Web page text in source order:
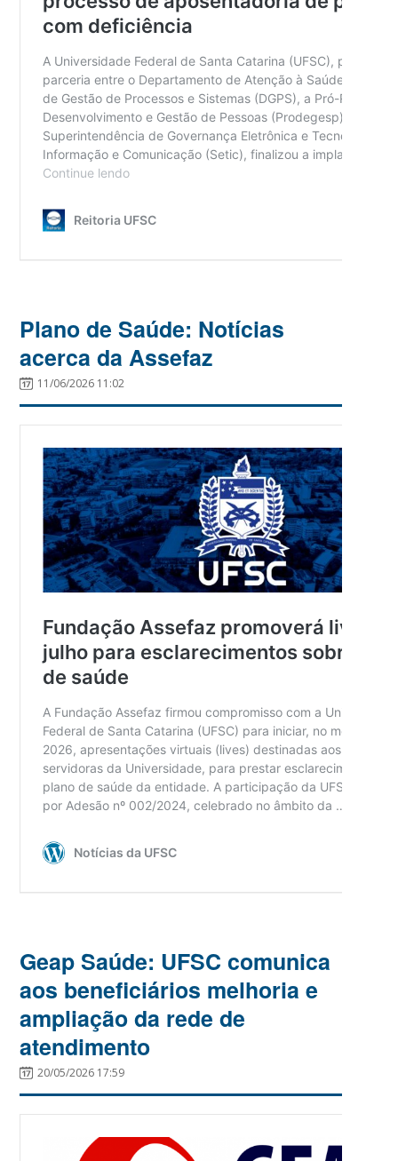
Plano de Saúde: Notícias
acerca da Assefaz
11/06/2026 11:02
Geap Saúde: UFSC comunica
aos beneficiários melhoria e
ampliação da rede de
atendimento
20/05/2026 17:59